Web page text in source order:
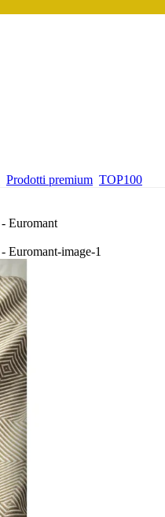
Prodotti premium TOP100